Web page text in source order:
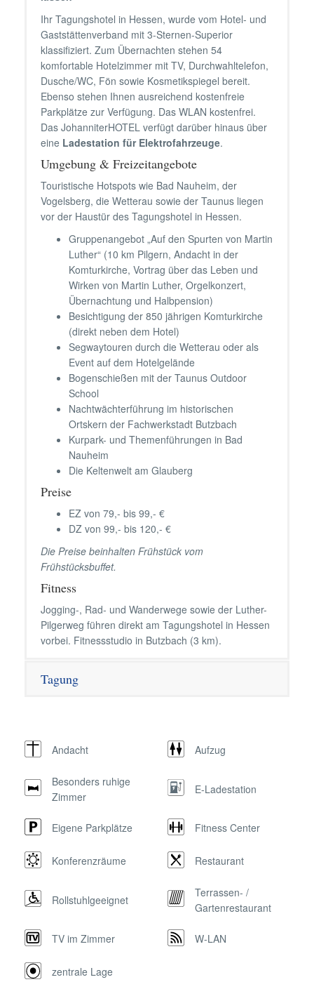
Ihr Tagungshotel in Hessen, wurde vom Hotel- und
Gaststättenverband mit 3-Sternen-Superior
klassifiziert. Zum Übernachten stehen 54
komfortable Hotelzimmer mit TV, Durchwahltelefon,
Dusche/WC, Fön sowie Kosmetikspiegel bereit.
Ebenso stehen Ihnen ausreichend kostenfreie
Parkplätze zur Verfügung. Das WLAN kostenfrei.
Das JohanniterHOTEL verfügt darüber hinaus über
eine Ladestation für Elektrofahrzeuge.
Umgebung & Freizeitangebote
Touristische Hotspots wie Bad Nauheim, der
Vogelsberg, die Wetterau sowie der Taunus liegen
vor der Haustür des Tagungshotel in Hessen.
Gruppenangebot „Auf den Spurten von Martin
Luther“ (10 km Pilgern, Andacht in der
Komturkirche, Vortrag über das Leben und
Wirken von Martin Luther, Orgelkonzert,
Übernachtung und Halbpension)
Besichtigung der 850 jährigen Komturkirche
(direkt neben dem Hotel)
Segwaytouren durch die Wetterau oder als
Event auf dem Hotelgelände
Bogenschießen mit der Taunus Outdoor
School
Nachtwächterführung im historischen
Ortskern der Fachwerkstadt Butzbach
Kurpark- und Themenführungen in Bad
Nauheim
Die Keltenwelt am Glauberg
Preise
EZ von 79,- bis 99,- €
DZ von 99,- bis 120,- €
Die Preise beinhalten Frühstück vom
Frühstücksbuffet.
Fitness
Jogging-, Rad- und Wanderwege sowie der Luther-
Pilgerweg führen direkt am Tagungshotel in Hessen
vorbei. Fitnessstudio in Butzbach (3 km).
Tagung
Andacht Aufzug
Besonders ruhige
Zimmer
E-Ladestation
Eigene Parkplätze Fitness Center
Konferenzräume Restaurant
Rollstuhlgeeignet
Terrassen- /
Gartenrestaurant
TV im Zimmer W-LAN
zentrale Lage